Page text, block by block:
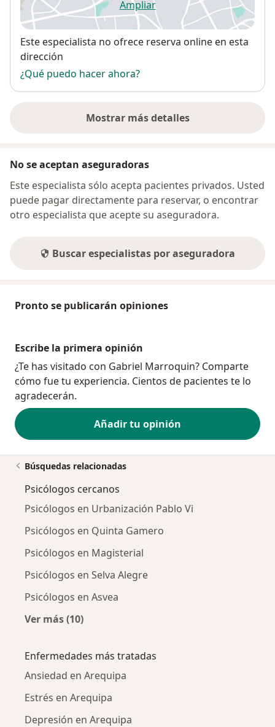
Ampliarse abre en una nueva
Disponibilidad
Este especialista no ofrece reserva online en esta
dirección
¿Qué puedo hacer ahora?
Mostrar más detalles
sobre la dirección
No se aceptan aseguradoras
Este especialista sólo acepta pacientes privados. Usted
puede pagar directamente para reservar, o encontrar
otro especialista que acepte su aseguradora.
Buscar especialistas por aseguradora
Pronto se publicarán opiniones
Escribe la primera opinión
¿Te has visitado con Gabriel Marroquin? Comparte
cómo fue tu experiencia. Cientos de pacientes te lo
agradecerán.
Añadir tu opinión
Búsquedas relacionadas
Psicólogos cercanos
Psicólogos en Urbanización Pablo Vi
Psicólogos en Quinta Gamero
Psicólogos en Magisterial
Psicólogos en Selva Alegre
Psicólogos en Asvea
Ver más (10)
Enfermedades más tratadas
Ansiedad en Arequipa
Estrés en Arequipa
Depresión en Arequipa